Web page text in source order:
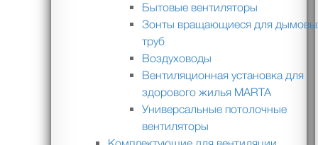
Бытовые вентиляторы
Зонты вращающиеся для
труб
Воздуховоды
Вентиляционная установка для
здорового жилья MARTA
Универсальные потолочные
вентиляторы